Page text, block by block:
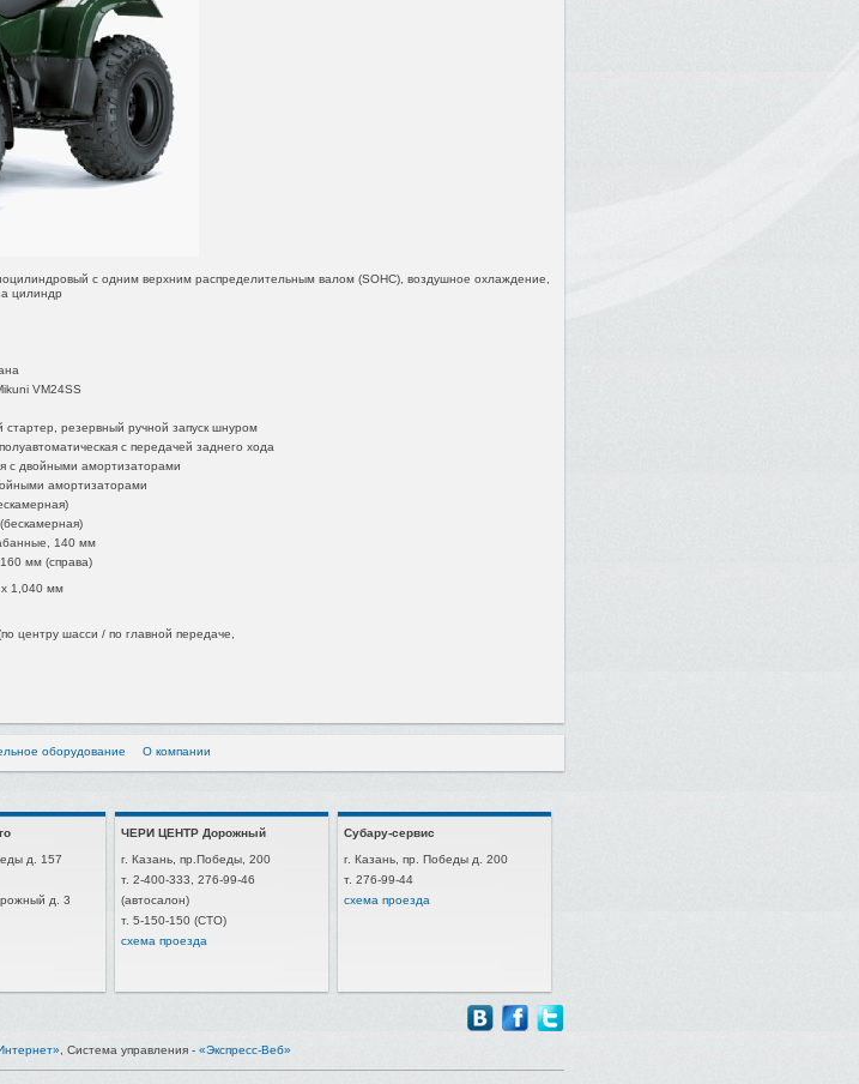
с одним верхним распределительным валом (SOHC), воздушное охлаждение,
цилиндр
VM24SS
стартер, резервный ручной запуск шнуром
с передачей заднего хода
с двойными амортизаторами
амортизаторами
140 мм
мм (справа)
1,040 мм
центру шасси / по главной передаче,
оборудование О компании
д. 157
д. 3
ЧЕРИ ЦЕНТР Дорожный
г. Казань, пр.Победы, 200
т. 2-400-333, 276-99-46
(автосалон)
т. 5-150-150 (СТО)
схема проезда
Субару-сервис
г. Казань, пр. Победы д. 200
т. 276-99-44
схема проезда
, Система управления - «Экспресс-Веб»